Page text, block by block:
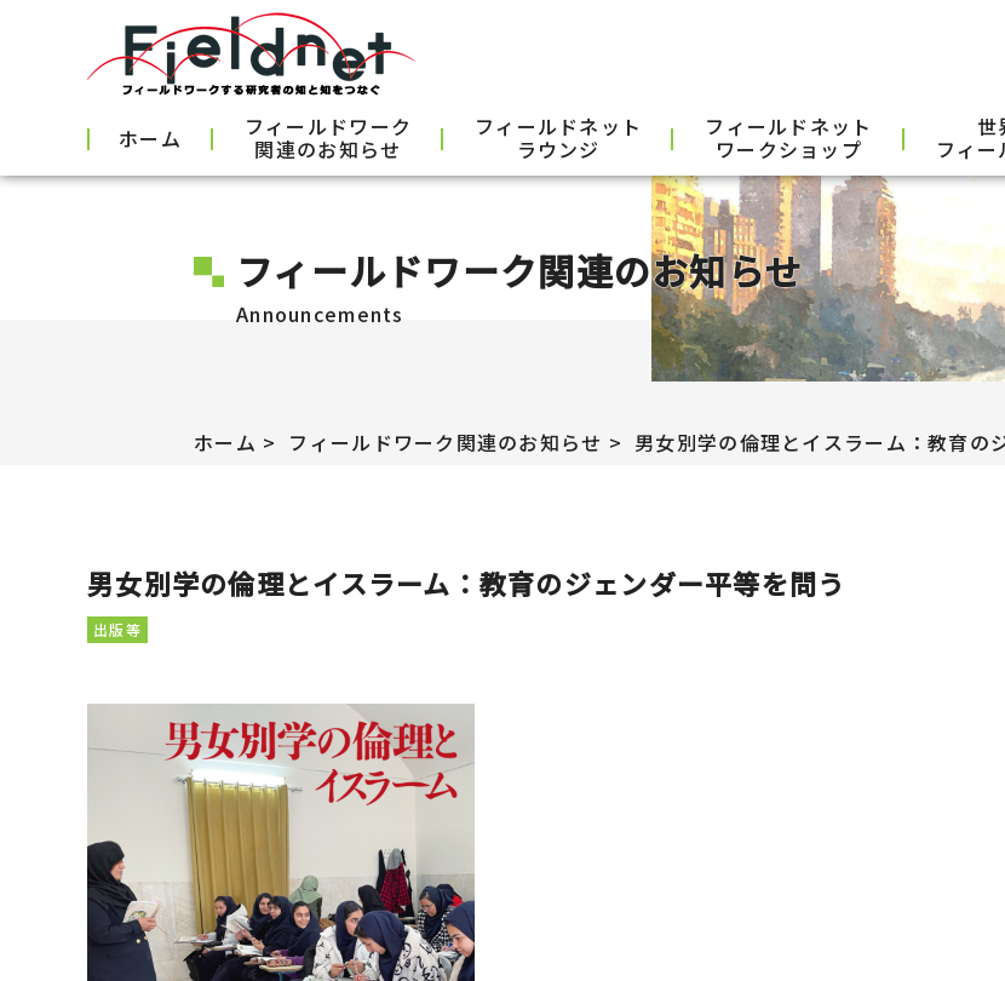
ホーム フィールドワーク
関連のお知らせ
フィールドネット
ラウンジ
フィールドネット
ワークショップ
世
フィー
フィールドワーク関連のお知らせ
Announcements
ホーム フィールドワーク関連のお知らせ 男女別学の倫理とイスラーム：教育の
男女別学の倫理とイスラーム：教育のジェンダー平等を問う
出版等